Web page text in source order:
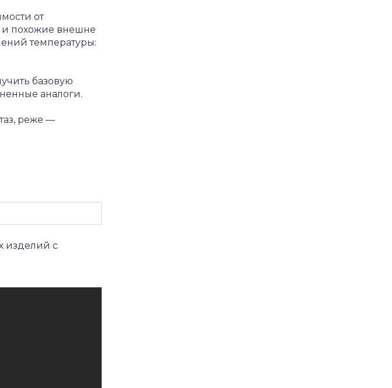
от
и похожие внешне
температуры:
базовую
аналоги.
реже —
изделий с